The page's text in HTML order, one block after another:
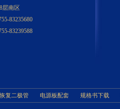
层南区
83235680
83239588
复二极管 电源板配套 规格书下载